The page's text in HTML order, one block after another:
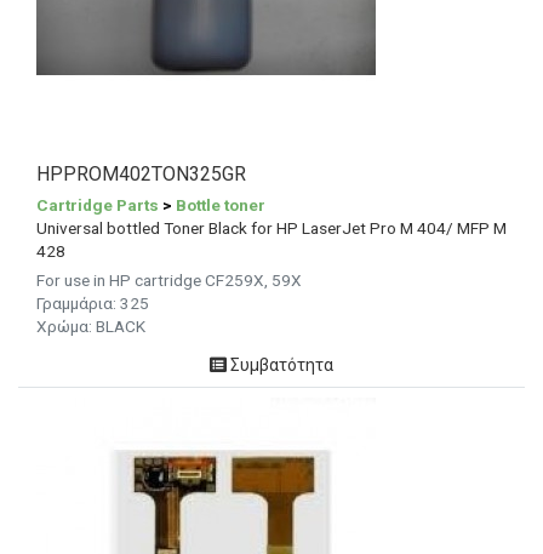
HPPROM402TON325GR
Cartridge Parts > Bottle toner
Universal bottled Toner Black for HP LaserJet Pro M 404/ MFP M
428
For use in HP cartridge CF259X, 59X
Γραμμάρια: 325
Χρώμα: BLACK
Συμβατότητα